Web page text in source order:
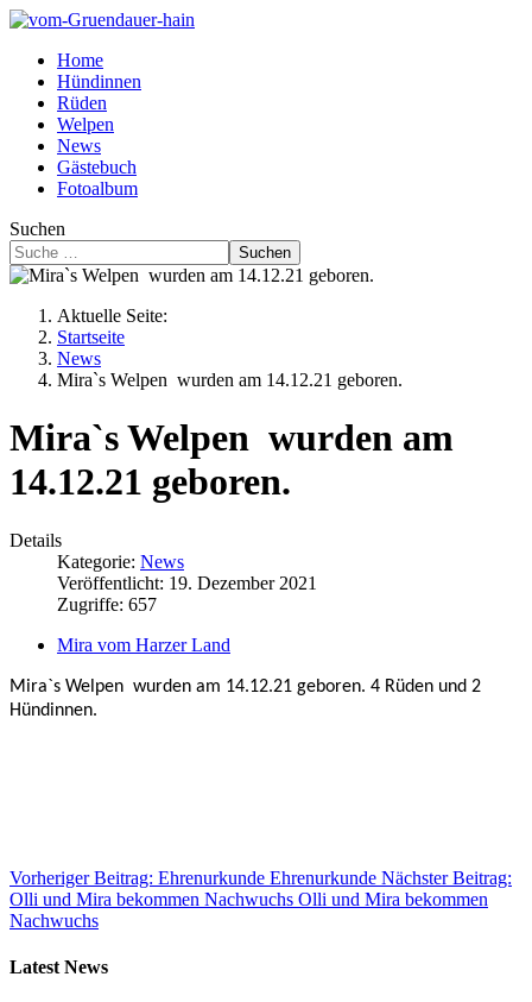
Home
Hündinnen
Rüden
Welpen
News
Gästebuch
Fotoalbum
Suchen
Suchen
Aktuelle Seite:
Startseite
News
Mira`s Welpen wurden am 14.12.21 geboren.
Mira`s Welpen wurden am
14.12.21 geboren.
Details
Kategorie: News
Veröffentlicht: 19. Dezember 2021
Zugriffe: 657
Mira vom Harzer Land
Mira`s Welpen wurden am 14.12.21 geboren. 4 Rüden und 2
Hündinnen.
Vorheriger Beitrag: Ehrenurkunde Ehrenurkunde Nächster Beitrag:
Olli und Mira bekommen Nachwuchs Olli und Mira bekommen
Nachwuchs
Latest News